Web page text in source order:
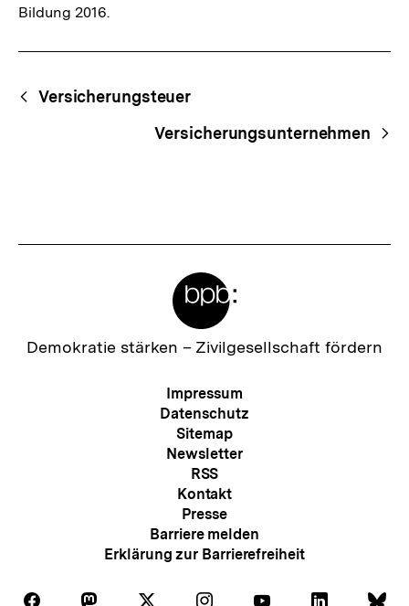
Bildung 2016.
Begriffsnavigation
Content-
Navigation
Versicherungsteuer
Versicherungsunternehmen
Zur
Demokratie stärken – Zivilgesellschaft fördern
Meta-
Navigation
Impressum
Datenschutz
Sitemap
Newsletter
RSS
Kontakt
Presse
Barriere melden
Erklärung zur Barrierefreiheit
Auf Auf